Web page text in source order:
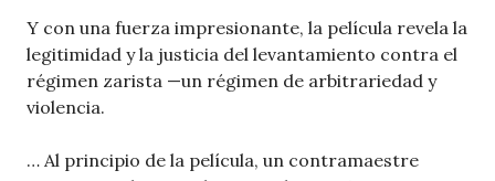
Y con una fuerza impresionante, la película revela la
legitimidad y la justicia del levantamiento contra el
régimen zarista —un régimen de arbitrariedad y
violencia.
… Al principio de la película, un contramaestre